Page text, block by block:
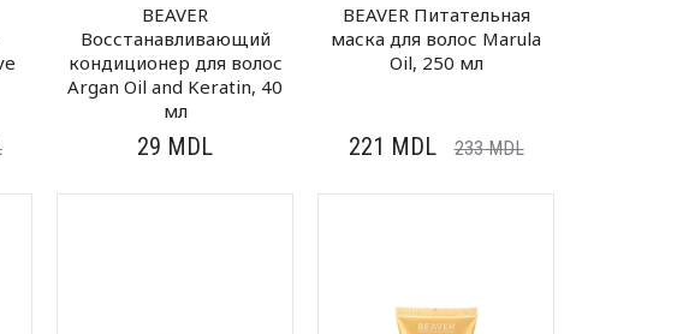
BEAVER
Восстанавливающий
кондиционер для волос
Argan Oil and Keratin, 40
мл
29 MDL
BEAVER Питательная
маска для волос Marula
Oil, 250 мл
221 MDL 233MDL